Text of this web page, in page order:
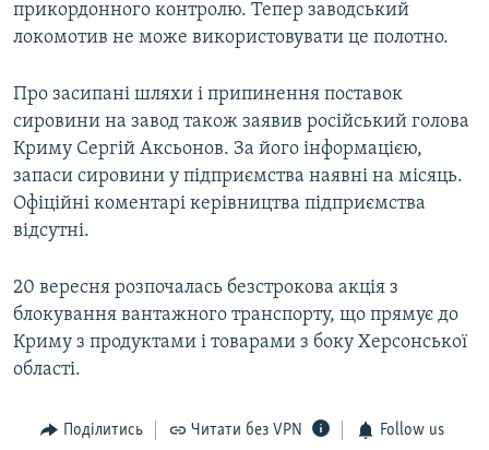
прикордонного контролю. Тепер заводський
локомотив не може використовувати це полотно.
Про засипані шляхи і припинення поставок
сировини на завод також заявив російський голова
Криму Сергій Аксьонов. За його інформацією,
запаси сировини у підприємства наявні на місяць.
Офіційні коментарі керівництва підприємства
відсутні.
20 вересня розпочалась безстрокова акція з
блокування вантажного транспорту, що прямує до
Криму з продуктами і товарами з боку Херсонської
області.
Поділитись Читати без VPN Follow us